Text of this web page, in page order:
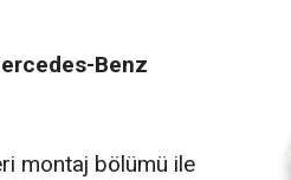
Benz
montaj bölümü ile